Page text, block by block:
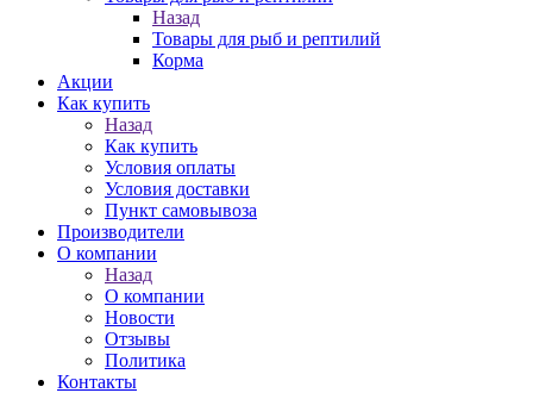
Назад
Товары для рыб и рептилий
Корма
Акции
Как купить
Назад
Как купить
Условия оплаты
Условия доставки
Пункт самовывоза
Производители
О компании
Назад
О компании
Новости
Отзывы
Политика
Контакты